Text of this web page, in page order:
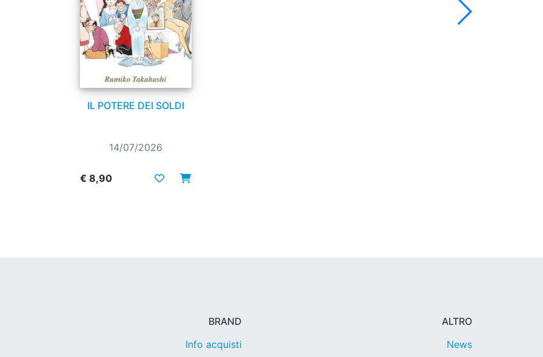
IL POTERE DEI SOLDI
14/07/2026
€ 8,90
BRAND
Info acquisti
ALTRO
News